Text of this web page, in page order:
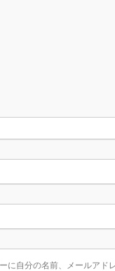
に自分の名前、メールアド